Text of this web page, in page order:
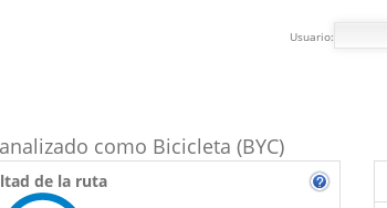
Usuario:
como Bicicleta (BYC)
de la ruta